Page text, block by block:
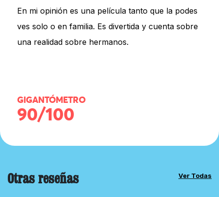
En mi opinión es una película tanto que la podes
ves solo o en familia. Es divertida y cuenta sobre
una realidad sobre hermanos.
GIGANTÓMETRO
90/100
Otras reseñas Ver Todas